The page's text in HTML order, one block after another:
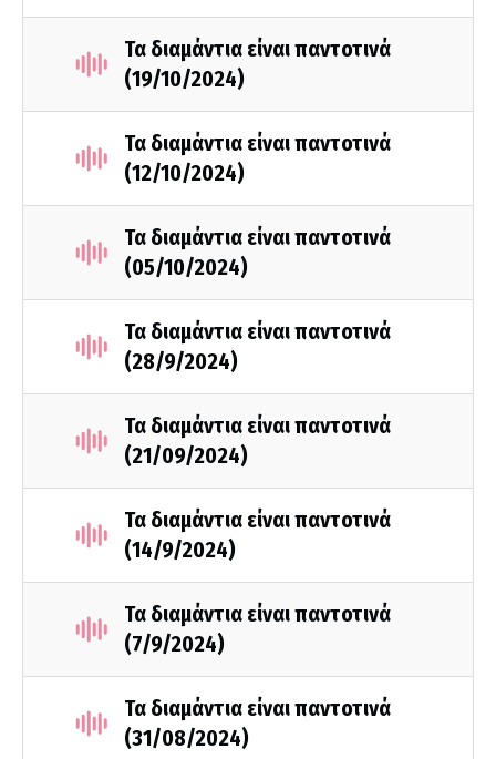
Τα διαμάντια είναι παντοτινά
(19/10/2024)
Τα διαμάντια είναι παντοτινά
(12/10/2024)
Τα διαμάντια είναι παντοτινά
(05/10/2024)
Τα διαμάντια είναι παντοτινά
(28/9/2024)
Τα διαμάντια είναι παντοτινά
(21/09/2024)
Τα διαμάντια είναι παντοτινά
(14/9/2024)
Τα διαμάντια είναι παντοτινά
(7/9/2024)
Τα διαμάντια είναι παντοτινά
(31/08/2024)